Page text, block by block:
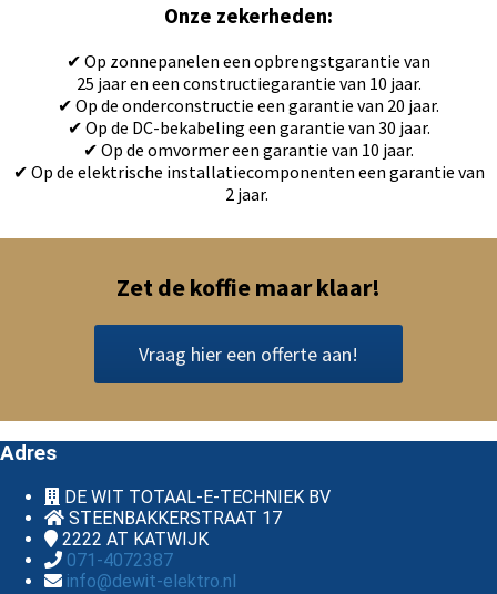
Onze zekerheden:
✔ Op zonnepanelen een opbrengstgarantie van
25 jaar en een constructiegarantie van 10 jaar.
✔ Op de onderconstructie een garantie van 20 jaar.
✔ Op de DC-bekabeling een garantie van 30 jaar.
✔ Op de omvormer een garantie van 10 jaar.
✔ Op de elektrische installatiecomponenten een garantie van
2 jaar.
Zet de koffie maar klaar!
Vraag hier een offerte aan!
Adres
DE WIT TOTAAL-E-TECHNIEK BV
STEENBAKKERSTRAAT 17
2222 AT KATWIJK
071-4072387
info@dewit-elektro.nl